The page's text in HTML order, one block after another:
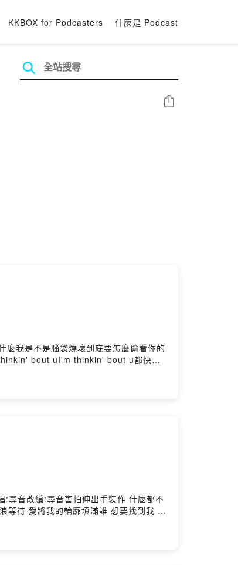
KKBOX for Podcasters 什麼是 Podcast
分享
我是不是腦袋燒壞到底要怎麼偷看你的
bout uI'm thinkin' bout u都快要
掉Oh 對不起我好想你你呢你呢Oh 對
音改編:尋音害怕伸出手裝作 什麼都不
等待 愛將我的輪廓填滿誰 想要找到我 多
意 賠上一切的愛誰 能夠找到我在人海